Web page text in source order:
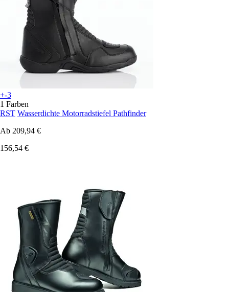
+-3
1 Farben
RST Wasserdichte Motorradstiefel Pathfinder
Ab 209,94 €
156,54 €